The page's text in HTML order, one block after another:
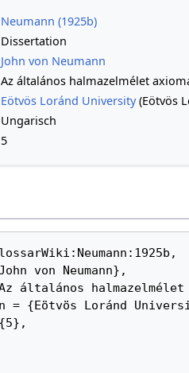
Neumann (1925b)
Dissertation
John von Neumann
Az általános halmazelmélet
Eötvös Loránd University(Eötvös
Ungarisch
5